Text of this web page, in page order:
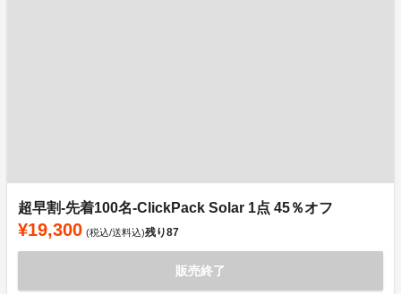
超早割-先着100名-ClickPack Solar 1点 45％オフ
¥19,300 (税込/送料込)残り87
販売終了